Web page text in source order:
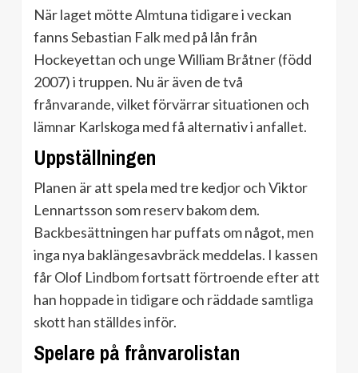
När laget mötte Almtuna tidigare i veckan
fanns Sebastian Falk med på lån från
Hockeyettan och unge William Bråtner (född
2007) i truppen. Nu är även de två
frånvarande, vilket förvärrar situationen och
lämnar Karlskoga med få alternativ i anfallet.
Uppställningen
Planen är att spela med tre kedjor och Viktor
Lennartsson som reserv bakom dem.
Backbesättningen har puffats om något, men
inga nya baklängesavbräck meddelas. I kassen
får Olof Lindbom fortsatt förtroende efter att
han hoppade in tidigare och räddade samtliga
skott han ställdes inför.
Spelare på frånvarolistan